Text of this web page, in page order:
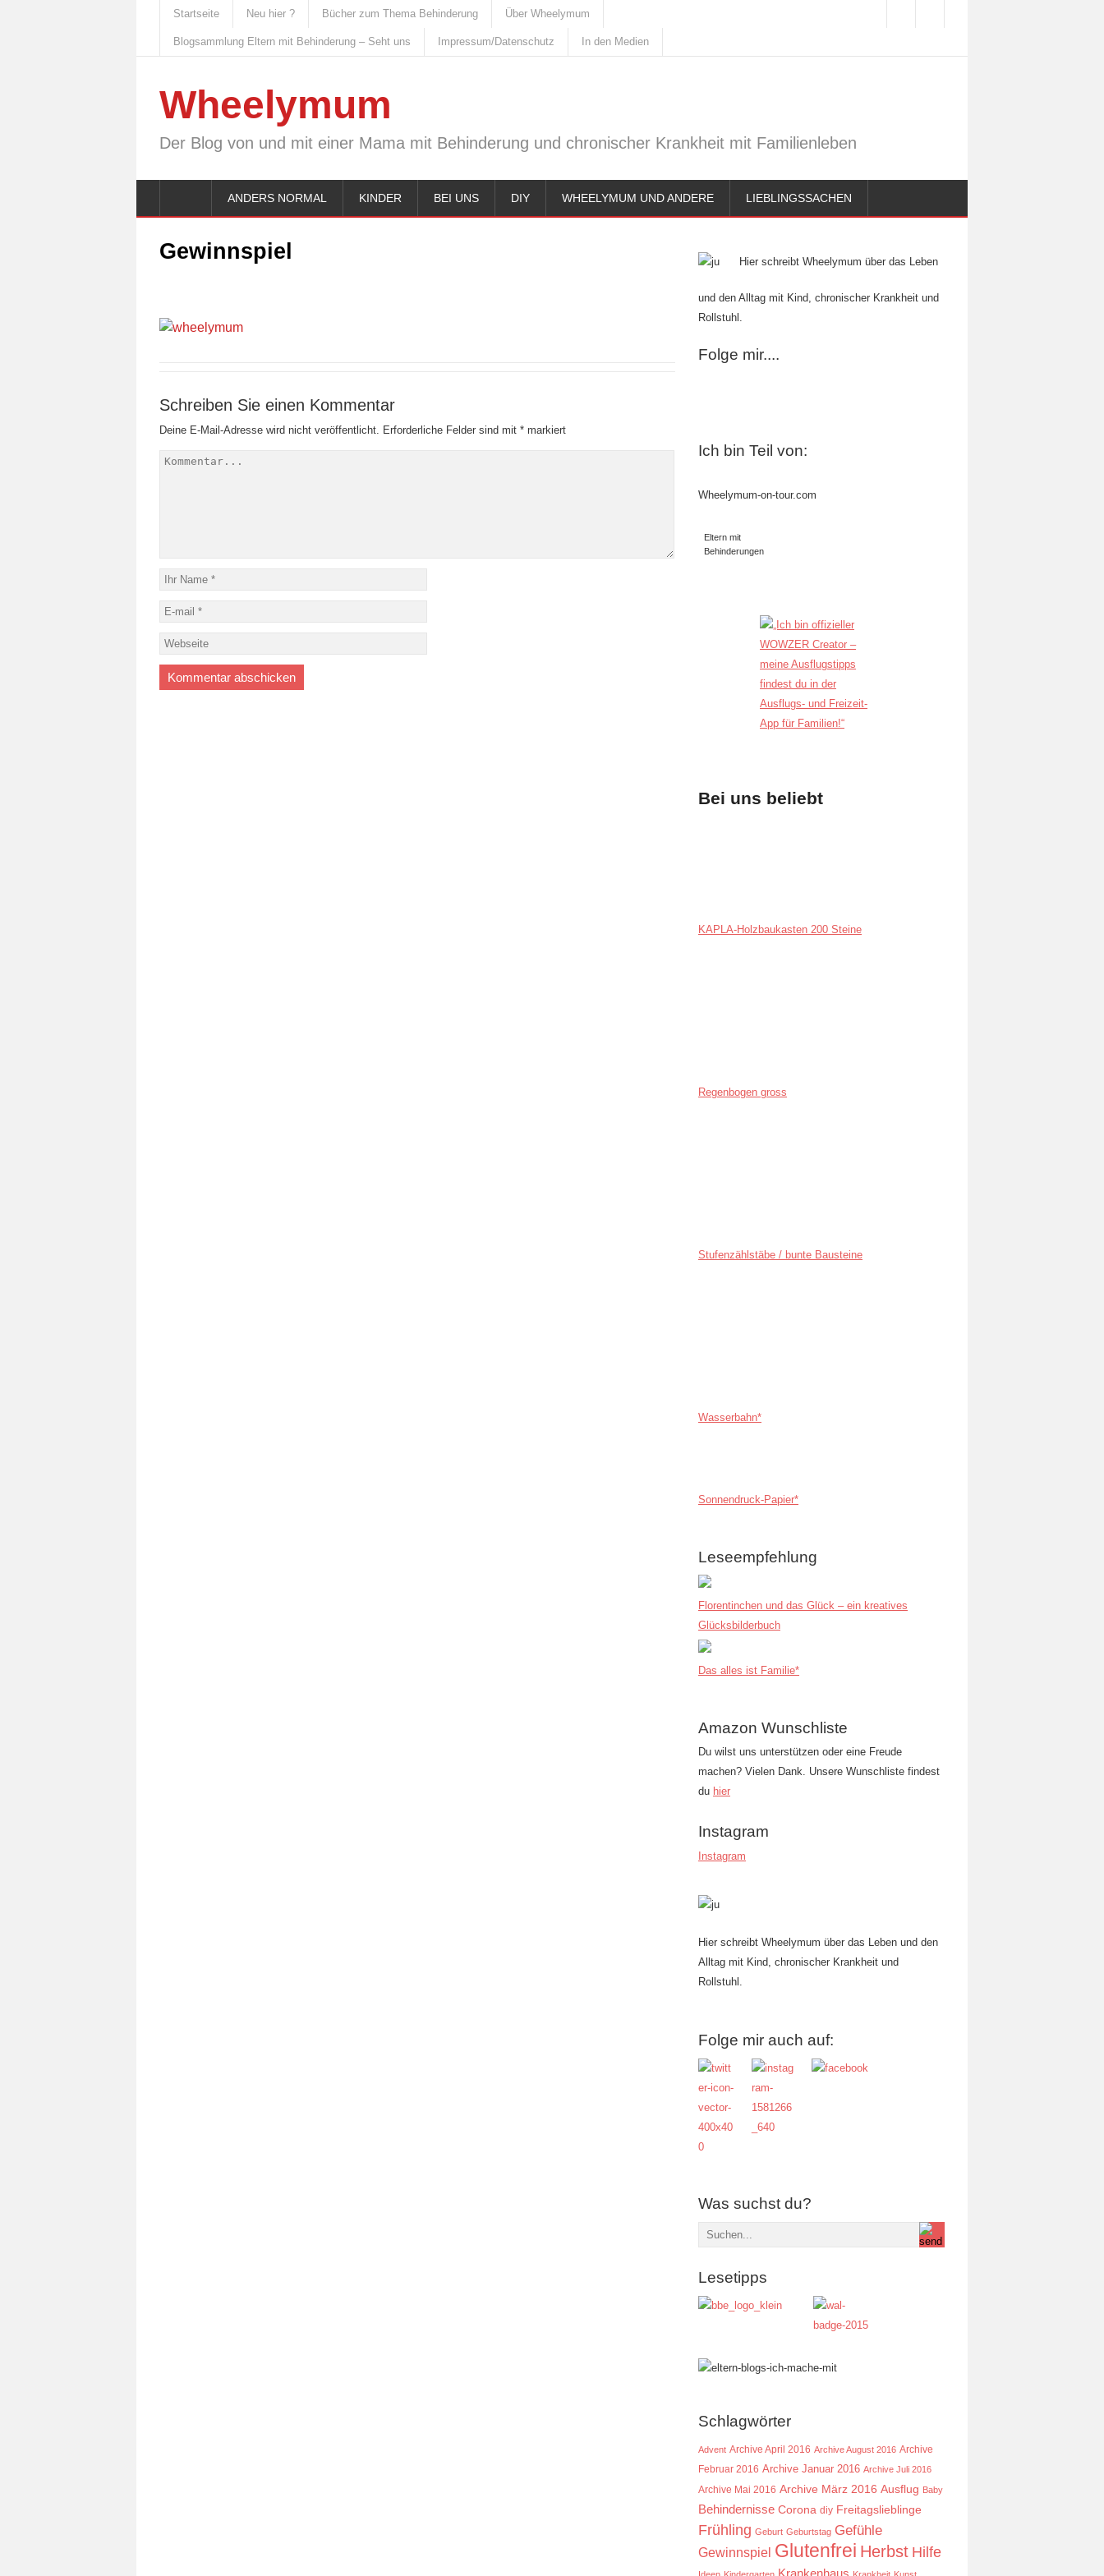
Startseite Neu hier ? Bücher zum Thema Behinderung Über Wheelymum
Blogsammlung Eltern mit Behinderung – Seht uns Impressum/Datenschutz In den Medien
Wheelymum
Der Blog von und mit einer Mama mit Behinderung und chronischer Krankheit mit Familienleben
ANDERS NORMAL KINDER BEI UNS DIY WHEELYMUM UND ANDERE LIEBLINGSSACHEN
Gewinnspiel
Schreiben Sie einen Kommentar
Deine E-Mail-Adresse wird nicht veröffentlicht. Erforderliche Felder sind mit * markiert
Hier schreibt Wheelymum über das Leben
und den Alltag mit Kind, chronischer Krankheit und
Rollstuhl.
Folge mir....
Ich bin Teil von:
Wheelymum-on-tour.com
Eltern mit
Behinderungen
Bei uns beliebt
KAPLA-Holzbaukasten 200 Steine
Regenbogen gross
Stufenzählstäbe / bunte Bausteine
Wasserbahn*
Sonnendruck-Papier*
Leseempfehlung
Florentinchen und das Glück – ein kreatives
Glücksbilderbuch
Das alles ist Familie*
Amazon Wunschliste
Du wilst uns unterstützen oder eine Freude
machen? Vielen Dank. Unsere Wunschliste findest
du hier
Instagram
Instagram
Hier schreibt Wheelymum über das Leben und den
Alltag mit Kind, chronischer Krankheit und
Rollstuhl.
Folge mir auch auf:
Was suchst du?
Lesetipps
Schlagwörter
Advent Archive April 2016 Archive August 2016 Archive
Februar 2016 Archive Januar 2016 Archive Juli 2016
Archive Mai 2016 Archive März 2016 Ausflug Baby
Behindernisse Corona diy Freitagslieblinge
Frühling Geburt Geburtstag Gefühle
Gewinnspiel Glutenfrei Herbst Hilfe
Krankenhaus